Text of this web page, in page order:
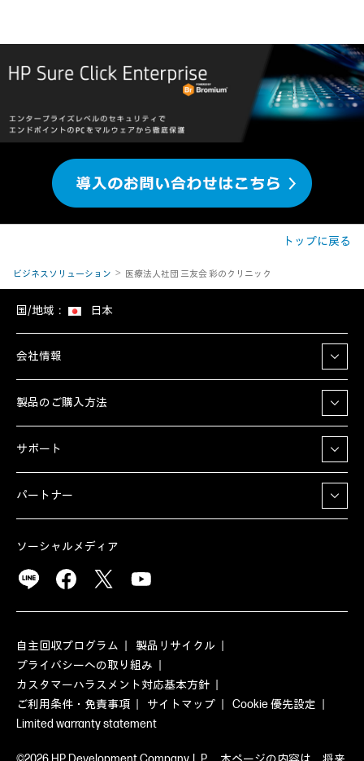
トップに戻る
ビジネスソリューション 医療法人社団 三友会 彩のクリニック
国/地域： 日本
会社情報
製品のご購入方法
サポート
パートナー
ソーシャルメディア
自主回収プログラム
製品リサイクル
プライバシーへの取り組み
カスタマーハラスメント対応基本方針
ご利用条件・免責事項
サイトマップ
Cookie 優先設定
Limited warranty statement